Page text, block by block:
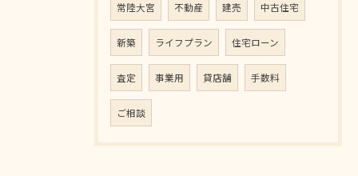
常陸大宮 不動産 建売 中古住宅
新築 ライフプラン 住宅ローン
査定 事業用 貸店舗 手数料
ご相談